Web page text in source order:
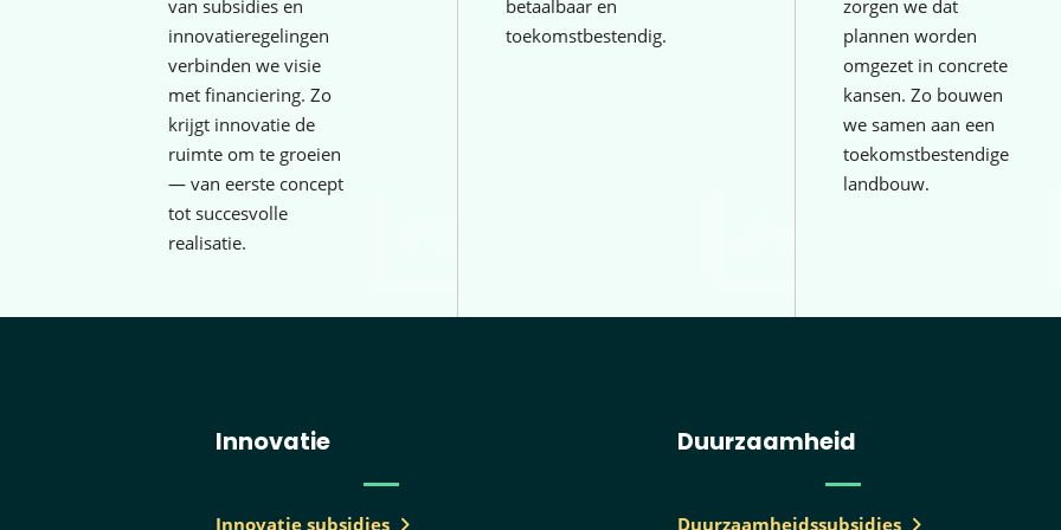
van subsidies en
innovatieregelingen
verbinden we visie
met financiering. Zo
krijgt innovatie de
ruimte om te groeien
— van eerste concept
tot succesvolle
realisatie.
betaalbaar en
toekomstbestendig.
zorgen we dat
plannen worden
omgezet in concrete
kansen. Zo bouwen
we samen aan een
toekomstbestendige
landbouw.
Innovatie
Innovatie subsidies
Duurzaamheid
Duurzaamheidssubsidies